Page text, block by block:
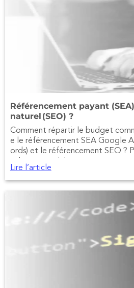
Référencement payant
naturel (SEO) ?
Comment répartir le budget
e le référencement SEA Google
ords) et le référencement SEO ?
s dans cet article.
Lire l’article